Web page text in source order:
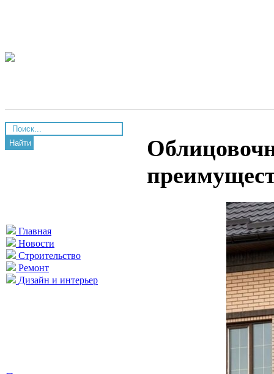
Найти
Главная
Новости
Строительство
Ремонт
Дизайн и интерьер